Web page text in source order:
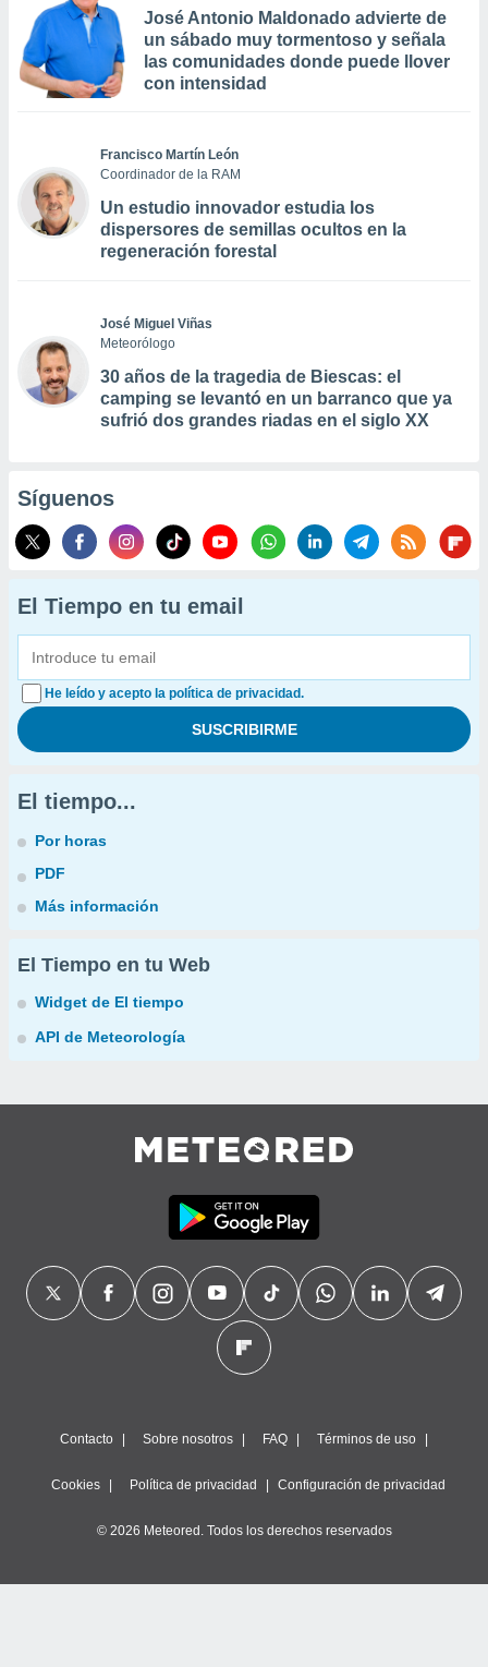
José Antonio Maldonado advierte de
un sábado muy tormentoso y señala
las comunidades donde puede llover
con intensidad
Francisco Martín León
Coordinador de la RAM
Un estudio innovador estudia los
dispersores de semillas ocultos en la
regeneración forestal
José Miguel Viñas
Meteorólogo
30 años de la tragedia de Biescas: el
camping se levantó en un barranco que ya
sufrió dos grandes riadas en el siglo XX
Síguenos
El Tiempo en tu email
He leído y acepto la política de privacidad.
El tiempo...
Por horas
PDF
Más información
El Tiempo en tu Web
Widget de El tiempo
API de Meteorología
Contacto Sobre nosotros FAQ Términos de uso
Cookies Política de privacidad Configuración de privacidad
© 2026 Meteored. Todos los derechos reservados